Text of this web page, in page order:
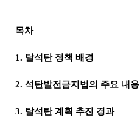
목차
1. 탈석탄 정책 배경
2. 석탄발전금지법의 주요 내용
3. 탈석탄 계획 추진 경과